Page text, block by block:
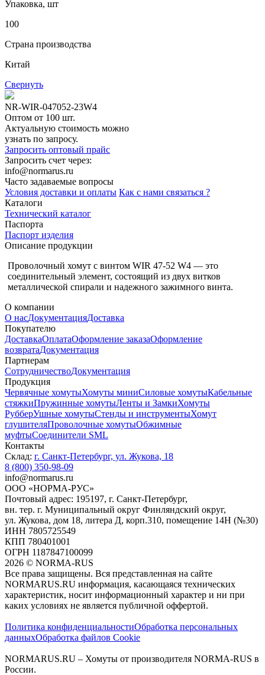
Упаковка, шт
100
Страна производства
Китай
Свернуть
NR-WIR-047052-23W4
Оптом от 100 шт.
Актуальную стоимость можно
узнать по запросу.
Запросить оптовый прайс
Запросить счет через:
info@normarus.ru
Часто задаваемые вопросы
Условия доставки и оплаты Как с нами связаться ?
Каталоги
Технический каталог
Паспорта
Паспорт изделия
Описание продукции
Проволочный хомут с винтом WIR 47-52 W4 — это
соединительный элемент, состоящий из двух витков
металлической спирали и надежного зажимного винта.
О компании
О насДокументацияДоставка
Покупателю
ДоставкаОплатаОформление заказаОформление
возвратаДокументация
Партнерам
СотрудничествоДокументация
Продукция
Червячные хомутыХомуты миниСиловые хомутыКабельные
стяжкиПружинные хомутыЛенты и ЗамкиХомуты
РубберУшные хомутыСтенды и инструментыХомут
глушителяПроволочные хомутыОбжимные
муфтыСоединители SML
Контакты
Склад: г. Санкт-Петербург, ул. Жукова, 18
8 (800) 350-98-09
info@normarus.ru
ООО «НОРМА-РУС»
Почтовый адрес: 195197, г. Санкт-Петербург,
вн. тер. г. Муниципальный округ Финляндский округ,
ул. Жукова, дом 18, литера Д, корп.310, помещение 14Н (№30)
ИНН 7805725549
КПП 780401001
ОГРН 1187847100099
2026 © NORMA-RUS
Все права защищены. Вся представленная на сайте
NORMARUS.RU информация, касающаяся технических
характеристик, носит информационный характер и ни при
каких условиях не является публичной оффертой.‍
Политика конфиденциальностиОбработка персональных
данныхОбработка файлов Cookie
NORMARUS.RU – Хомуты от производителя NORMA-RUS в
России.